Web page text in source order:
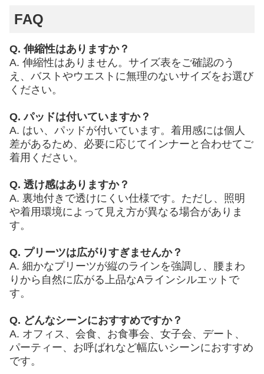
FAQ
Q. 伸縮性はありますか？
A. 伸縮性はありません。サイズ表をご確認のう
え、バストやウエストに無理のないサイズをお選び
ください。
Q. パッドは付いていますか？
A. はい、パッドが付いています。着用感には個人
差があるため、必要に応じてインナーと合わせてご
着用ください。
Q. 透け感はありますか？
A. 裏地付きで透けにくい仕様です。ただし、照明
や着用環境によって見え方が異なる場合がありま
す。
Q. プリーツは広がりすぎませんか？
A. 細かなプリーツが縦のラインを強調し、腰まわ
りから自然に広がる上品なAラインシルエットで
す。
Q. どんなシーンにおすすめですか？
A. オフィス、会食、お食事会、女子会、デート、
パーティー、お呼ばれなど幅広いシーンにおすすめ
です。